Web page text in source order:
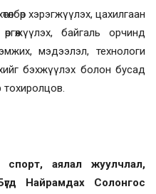
хэрэгжүүлэх, цахилгаан
байгаль орчинд
мэдээлэл, технологи
бэхжүүлэх болон бусад
тохиролцов.
аялал жуулчлал,
Найрамдах Солонгос